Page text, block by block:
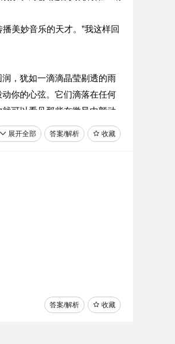
美妙音乐的天才。”我这样回
，犹如一滴滴晶莹剔透的雨
你的心弦。它们滴落在任何
可以看见那些在微风中颤动
喘息着，让湿润的风吹拂那
色的水花，漫天飞舞。”妻子
伴着，家里是多么安静多么
地方。人们甚至无法在他的
收藏
答案/解析
展开全部
收藏
答案/解析